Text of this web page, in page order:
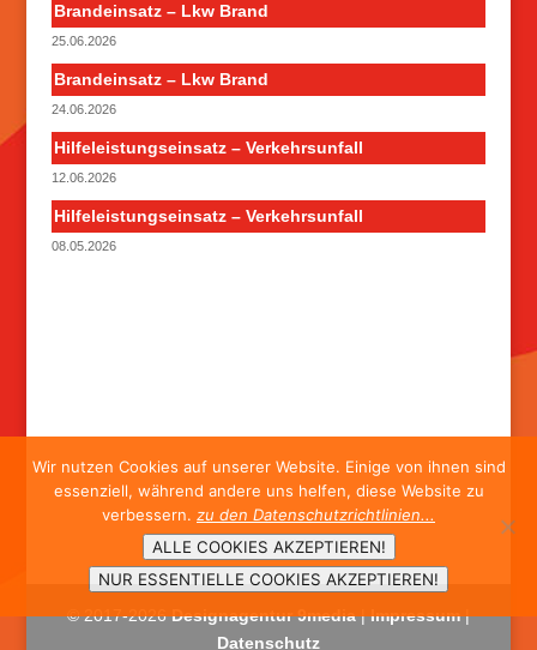
Brandeinsatz – Lkw Brand
25.06.2026
Brandeinsatz – Lkw Brand
24.06.2026
Hilfeleistungseinsatz – Verkehrsunfall
12.06.2026
Hilfeleistungseinsatz – Verkehrsunfall
08.05.2026
© 2017-2026 Designagentur 9media|Impressum|
Datenschutz
Wir nutzen Cookies auf unserer Website. Einige von ihnen sind
essenziell, während andere uns helfen, diese Website zu
verbessern. zu den Datenschutzrichtlinien...
ALLE COOKIES AKZEPTIEREN!
NUR ESSENTIELLE COOKIES AKZEPTIEREN!